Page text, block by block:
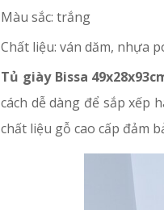
Màu sắc: trắng
Chất liệu: ván dăm, nhựa
Tủ giày Bissa
cách dễ dàng để sắp xếp
chất liệu gỗ cao cấp đảm